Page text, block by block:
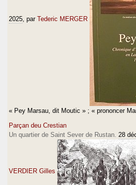
2025, par Tederic MERGER
« Pey Marsau, dit Moutic » ; « prononcer
Parçan deu Crestian
Un quartier de Saint Sever de Rustan. 28
VERDIER Gilles